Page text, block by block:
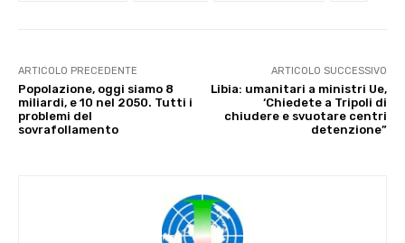
ARTICOLO PRECEDENTE
Popolazione, oggi siamo 8
miliardi, e 10 nel 2050. Tutti i
problemi del
sovrafollamento
ARTICOLO SUCCESSIVO
Libia: umanitari a ministri Ue,
‘Chiedete a Tripoli di
chiudere e svuotare centri
detenzione”